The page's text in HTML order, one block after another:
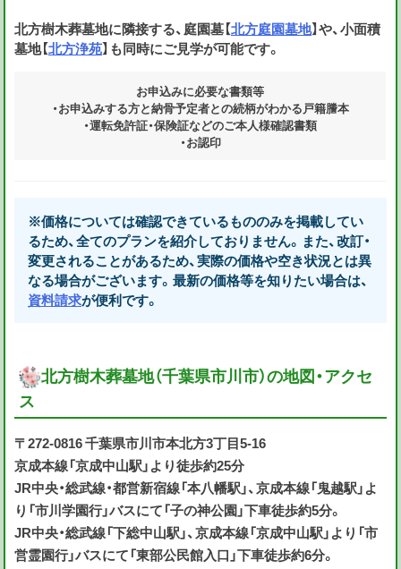
北方樹木葬墓地に隣接する、庭園墓【北方庭園墓地】や、小面積
墓地【北方浄苑】も同時にご見学が可能です。
お申込みに必要な書類等
・お申込みする方と納骨予定者との続柄がわかる戸籍謄本
・運転免許証・保険証などのご本人様確認書類
・お認印
※価格については確認できているもののみを掲載してい
るため、全てのプランを紹介しておりません。また、改訂・
変更されることがあるため、実際の価格や空き状況とは異
なる場合がございます。最新の価格等を知りたい場合は、
資料請求が便利です。
北方樹木葬墓地（千葉県市川市）の地図・アクセ
ス
〒272-0816 千葉県市川市本北方3丁目5-16
京成本線「京成中山駅」より徒歩約25分
JR中央・総武線・都営新宿線「本八幡駅」、京成本線「鬼越駅」よ
り「市川学園行」バスにて「子の神公園」下車徒歩約5分。
JR中央・総武線「下総中山駅」、京成本線「京成中山駅」より「市
営霊園行」バスにて「東部公民館入口」下車徒歩約6分。